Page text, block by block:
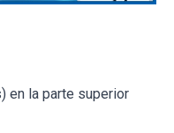
en la parte superior